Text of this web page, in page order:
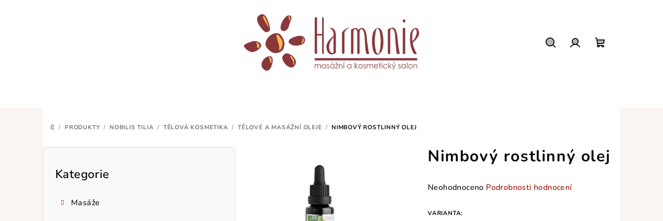
DOMŮ
/ PRODUKTY / NOBILIS TILIA / TĚLOVÁ KOSMETIKA / TĚLOVÉ A MASÁŽNÍ OLEJE / NIMBOVÝ ROSTLINNÝ OLEJ
P
Přeskočit
Kategorie
Masáže
Nimbový rostlinný olej
Průměrné
produktu
Neohodnoceno Podrobnosti hodnocení
VARIANTA: